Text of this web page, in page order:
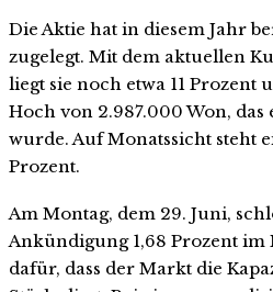
Die Aktie hat in diesem Jahr
zugelegt. Mit dem aktuellen
liegt sie noch etwa 11 Prozent
Hoch von 2.987.000 Won,
wurde. Auf Monatssicht steht
Prozent.
Am Montag, dem 29. Juni,
Ankündigung 1,68 Prozent
dafür, dass der Markt die